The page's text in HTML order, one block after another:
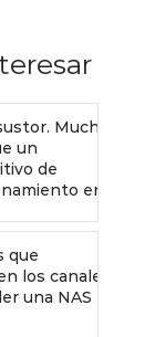
Mucho
un
de
en
que
los canales
una NAS